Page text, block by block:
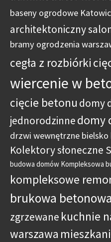
baseny ogrodowe
architektoniczny
bramy ogrodzenia
cegła z rozbiórki
wiercenie w
cięcie betonu domy
jednorodzinnedomy
drzwi wewnętrzne bielsko
Kolektory słoneczne
budowa domów Kompleksowa
kompleksowe
brukowa betonowa
zgrzewane kuchnie
warszawa